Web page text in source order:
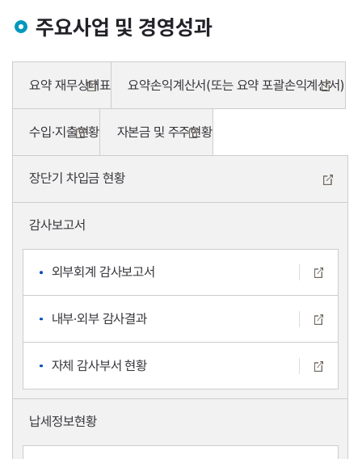
주요사업 및 경영성과
요약 재무상태표 요약손익계산서(또는 요약 포괄손익계산서)
수입·지출현황 자본금 및 주주현황
장단기 차입금 현황
감사보고서
외부회계 감사보고서
내부·외부 감사결과
자체 감사부서 현황
납세정보현황